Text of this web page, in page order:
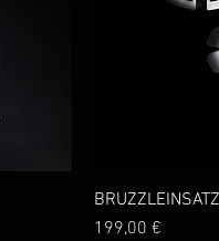
Preis
199,00 €